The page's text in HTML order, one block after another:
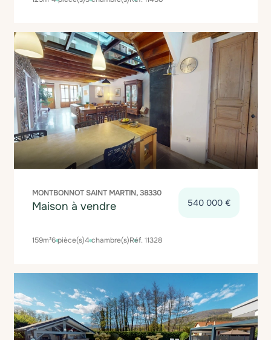
MONTBONNOT SAINT MARTIN, 38330
Maison à vendre 540 000 €
159m²6 pièce(s)4 chambre(s)Réf. 11328